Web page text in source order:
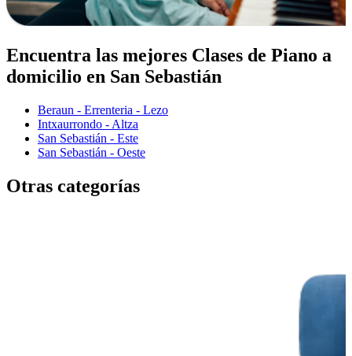
Encuentra las mejores Clases de Piano a
domicilio en San Sebastián
Beraun - Errenteria - Lezo
Intxaurrondo - Altza
San Sebastián - Este
San Sebastián - Oeste
Otras categorías